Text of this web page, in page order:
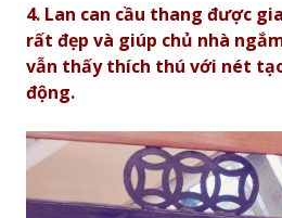
4. Lan can cầu thang được g
rất đẹp và giúp chủ nhà
vẫn thấy thích thú với nét
động.